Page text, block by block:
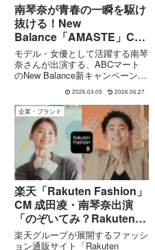
南琴奈が青春の一瞬を駆け
抜ける！New
Balance「AMASTE」CM
の爽やかな世界｜ABCマ
ート
モデル・女優として活躍する南琴
奈さんが出演する、ABCマート
のNew Balance新キャンペーンム
ービー「AMASTE」が公開され
ました。本映像は「青春」をテー
マに、実際の校舎やグラウンドを
舞台にした爽やかな世界観で制
作。南琴奈さんが演じ...
2026.03.05 2026.06.27
企業・ブランド
楽天「Rakuten Fashion」
CM 成田凌・南琴奈出演
「のぞいてみ？Rakuten
Fashion篇」
楽天グループが展開するファッシ
ョン通販サイト「Rakuten